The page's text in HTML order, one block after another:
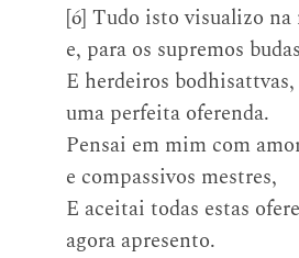
[6] Tudo isto visualizo
e, para os supremos budas
E herdeiros
uma perfeita oferenda.
Pensai em mim com
e compassivos mestres,
E aceitai todas estas
agora apresento.